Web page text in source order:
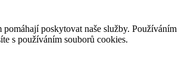
pomáhají poskytovat naše služby. Používáním
s používáním souborů cookies.